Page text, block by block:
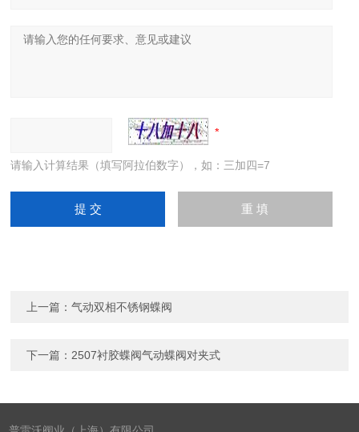
请输入计算结果（填写阿拉伯数字），如：三加四=7
上一篇：气动双相不锈钢蝶阀
下一篇：2507衬胶蝶阀气动蝶阀对夹式